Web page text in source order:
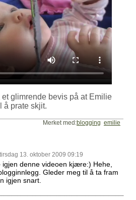
glimrende bevis på at Emilie
å prate skjit.
Merket med:blogging emilie
tirsdag 13. oktober 2009 09:19
igjen denne videoen kjære:) Hehe,
Gleder meg til å ta fram
igjen snart.